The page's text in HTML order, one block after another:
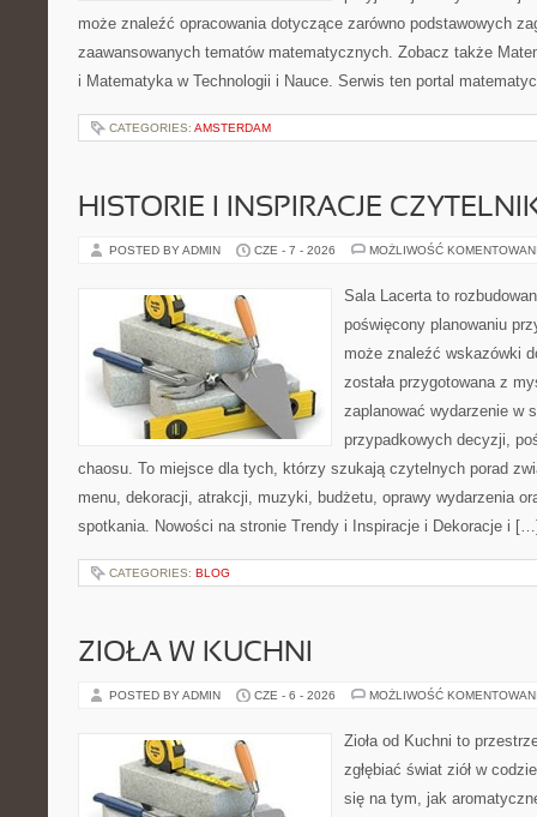
może znaleźć opracowania dotyczące zarówno podstawowych
zaawansowanych tematów matematycznych. Zobacz także
i Matematyka w Technologii i Nauce. Serwis ten portal
CATEGORIES: AMSTERDAM
HISTORIE I INSPIRACJE
POSTED BY ADMIN CZE - 7 - 2026 MOŻLIWOŚĆ
Sala Lacerta to
poświęcony planowaniu
może znaleźć wskazówki
została przygotowana z
zaplanować wydarzenie w
przypadkowych decyzji,
chaosu. To miejsce dla tych, którzy szukają czytelnych porad
menu, dekoracji, atrakcji, muzyki, budżetu, oprawy wydarzenia
spotkania. Nowości na stronie Trendy i Inspiracje i Dekoracje i
CATEGORIES: BLOG
ZIOŁA W KUCHNI
POSTED BY ADMIN CZE - 6 - 2026 MOŻLIWOŚĆ
Zioła od Kuchni to
zgłębiać świat ziół w
się na tym, jak